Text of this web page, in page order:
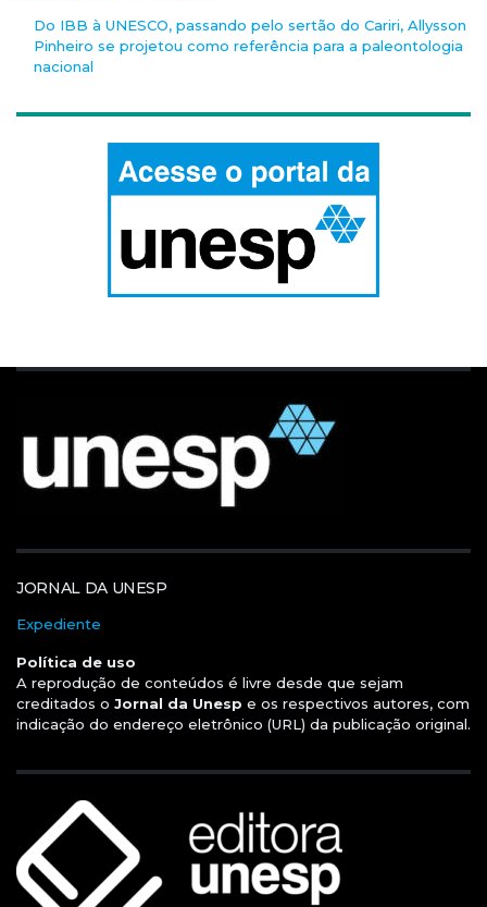
Do IBB à UNESCO, passando pelo sertão do Cariri, Allysson
Pinheiro se projetou como referência para a paleontologia
nacional
JORNAL DA UNESP
Expediente
Política de uso
A reprodução de conteúdos é livre desde que sejam
creditados o Jornal da Unesp e os respectivos autores, com
indicação do endereço eletrônico (URL) da publicação original.